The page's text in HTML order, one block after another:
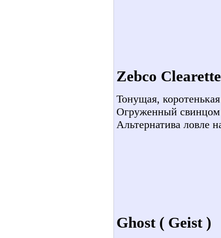
Zebco Clearette
Тонущая,
Огруженный свинцом
Альтернатива ловле
Ghost ( Geist )